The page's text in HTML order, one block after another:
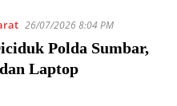
26/07/2026 8:04 PM
Polda Sumbar,
Laptop